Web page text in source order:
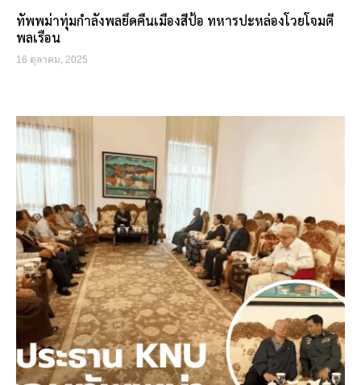
ทัพพม่าทุ่มกำลังพลยึดคืนเมืองสีป้อ ทหารปะหล่องโวยโจมตี
พลเรือน
16 ตุลาคม, 2025